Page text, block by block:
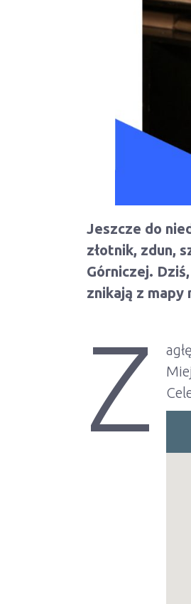
Jeszcze do
złotnik, zdun,
Górniczej.
znikają z
Z